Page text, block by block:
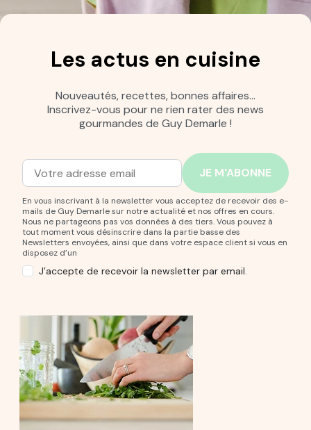
Les actus en cuisine
Nouveautés, recettes, bonnes affaires…
Inscrivez-vous pour ne rien rater des news
gourmandes de Guy Demarle !
Adresse mail
Entrez votre adresse mail pour vous abonner à notre
En vous inscrivant à la newsletter vous acceptez de recevoir des e-
mails de Guy Demarle sur notre actualité et nos offres en cours.
Nous ne partageons pas vos données à des tiers. Vous pouvez à
tout moment vous désinscrire dans la partie basse des
Newsletters envoyées, ainsi que dans votre espace client si vous en
disposez d’un
J’accepte de recevoir la newsletter par email.